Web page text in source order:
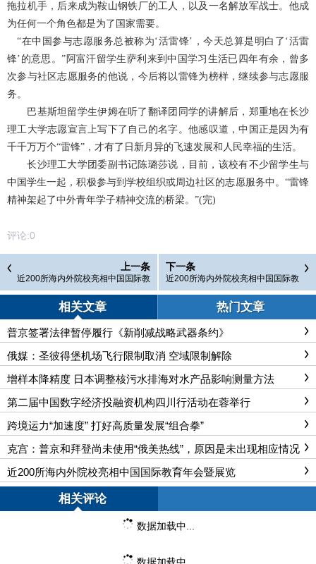
拖拉机手，后来成为鞍山钢铁厂的工人，以及一名解放军战士。他成
为任何一个角色都是为了国家需要。
“在中国参与志愿服务总被称为‘活雷锋’，今天总算是明白了‘活雷
锋’的意思。”阿富汗留学生萨利来到中国学习生活已四年有余，曾多
次参与社区志愿服务的他说，今后将以雷锋为榜样，继续参与志愿服
务。
巴基斯坦留学生伊姆在听了翻译团同学的讲解后，郑重地在长沙
理工大学志愿宣言上写下了自己的名字。他感叹道，中国正是因为有
千千万万个“雷锋”，才有了日新月异的飞速发展和人民幸福的生活。
长沙理工大学团委副书记陈璐莎说，目前，该校有不少留学生与
中国学生一起，积极参与到学校组织或周边社区的志愿服务中。“雷锋
精神架起了中外青年学子精神交流的桥梁。”(完)
评论:0
上一条
近200所海内外院校亮相中国国际教
育年会暨展览
下一条
近200所海内外院校亮相中国国际教
育年会暨展览
相关文章 热门文章
普京签署法律暂停履行《新削减战略武器条约》
俄媒：圣彼得堡机场飞行限制取消 空域限制解除
增样本降精度 日本调整核污水排海对水产品影响测量方法
第二届中国数字经济投融资机构四川行活动在蓉举行
跨境运力“加速度” 打好高质量发展“组合拳”
克宫：普京和拜登尚未使用“俄美热线”，原因是未出现相应情况
近200所海内外院校亮相中国国际教育年会暨展览
相关评论
数据加载中...